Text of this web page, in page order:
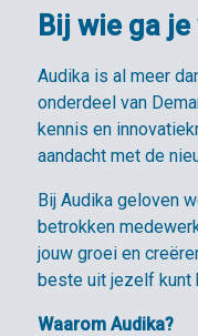
Bij wie ga
Audika is al meer
onderdeel van
kennis en
aandacht met de
Bij Audika geloven
betrokken
jouw groei en
beste uit jezelf kunt
Waarom Audika?